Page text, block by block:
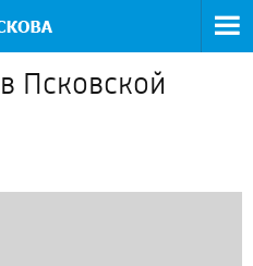
Псковской